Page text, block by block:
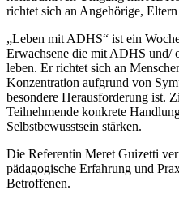
richtet sich an Angehörige,
„Leben mit ADHS“ ist ein
Erwachsene die mit ADHS und/
leben. Er richtet sich an
Konzentration aufgrund von
besondere Herausforderung ist.
Teilnehmende konkrete
Selbstbewusstsein stärken.
Die Referentin Meret Guizetti
pädagogische Erfahrung und
Betroffenen.